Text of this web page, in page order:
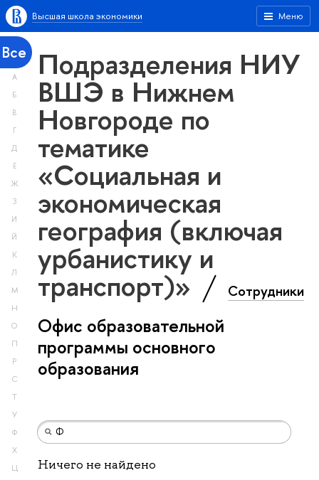
Меню
Высшая школа экономики
Все
А
Б
В
Г
Д
Е
Ж
З
И
Й
К
Л
М
Н
О
П
Р
С
Т
У
Ф
Х
Ц
Подразделения НИУ
ВШЭ в Нижнем
Новгороде по
тематике
«Социальная и
экономическая
география (включая
урбанистику и
транспорт)» Сотрудники
Офис образовательной
программы основного
образования
Ничего не найдено